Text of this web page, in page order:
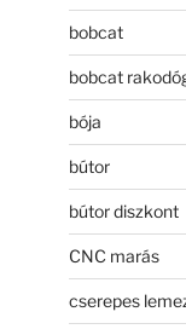
bobcat
bobcat
bója
bútor
bútor diszkont
CNC marás
cserepes